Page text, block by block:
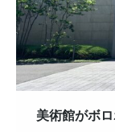
美術館がボ